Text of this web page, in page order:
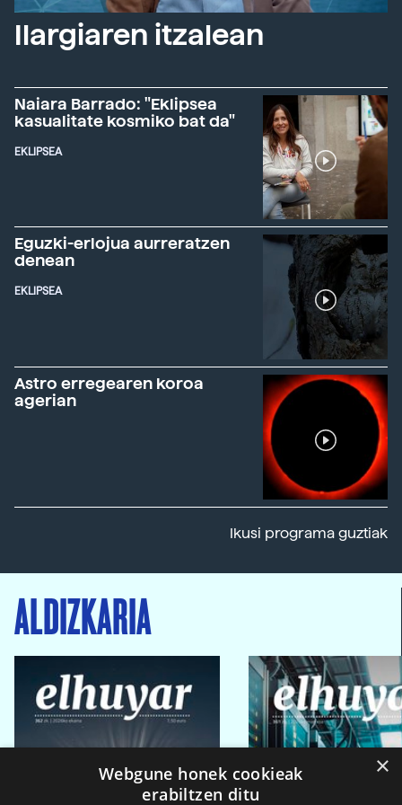
Ilargiaren itzalean
Naiara Barrado: "Eklipsea
kasualitate kosmiko bat da"
EKLIPSEA
Eguzki-erlojua aurreratzen
denean
EKLIPSEA
Astro erregearen koroa
agerian
Ikusi programa guztiak
ALDIZKARIA
×
Webgune honek cookieak
erabiltzen ditu